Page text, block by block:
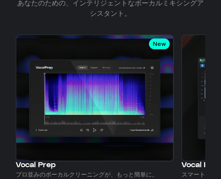
あなたのための、インテリジェントなボーカルミキシングア
シスタント。
New
Vocal Prep
プロ並みのボーカルクリーニングが、もっと簡単に。
Vocal EQ
スマートアシ